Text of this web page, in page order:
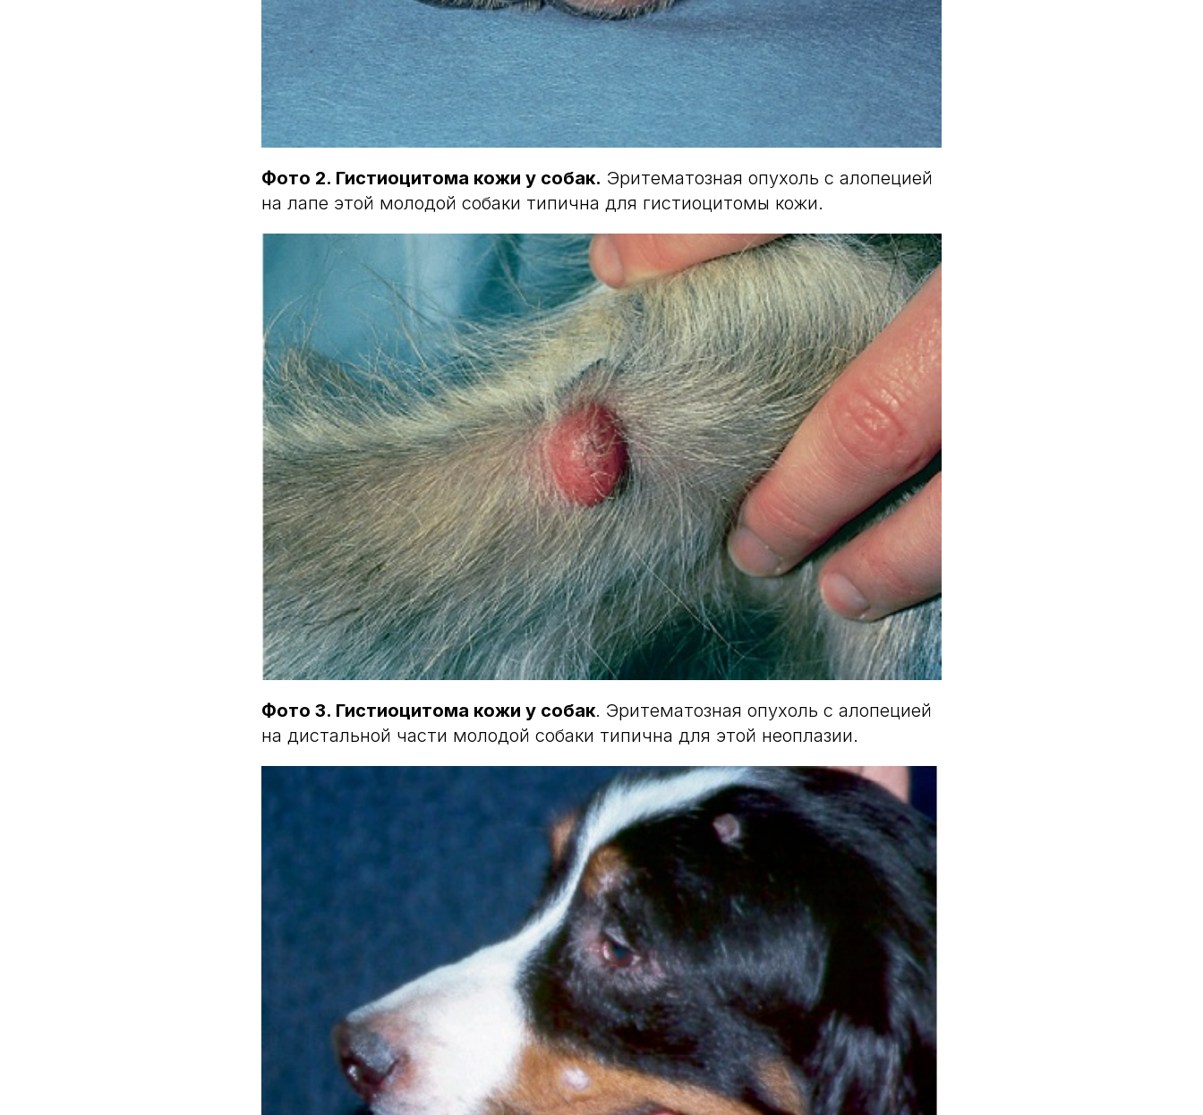
Фото 2. Гистиоцитома кожи у собак. Эритематозная опухоль с алопецией
на лапе этой молодой собаки типична для гистиоцитомы кожи.
Фото 3. Гистиоцитома кожи у собак. Эритематозная опухоль с алопецией
на дистальной части молодой собаки типична для этой неоплазии.